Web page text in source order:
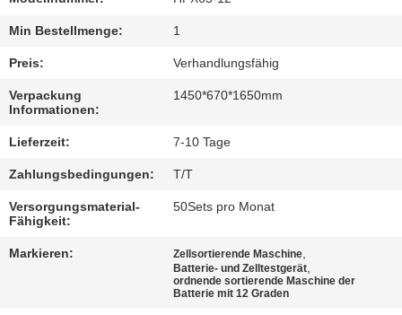
SITEMAP
POLICY
Min Bestellmenge: 1
Preis: Verhandlungsfähig
Verpackung
Informationen:
1450*670*1650mm
Lieferzeit: 7-10 Tage
Zahlungsbedingungen: T/T
Versorgungsmaterial-
Fähigkeit:
50Sets pro Monat
Markieren: Zellsortierende Maschine
Batterie- und Zelltestgerät
ordnende sortierende Maschine der
Batterie mit 12 Graden